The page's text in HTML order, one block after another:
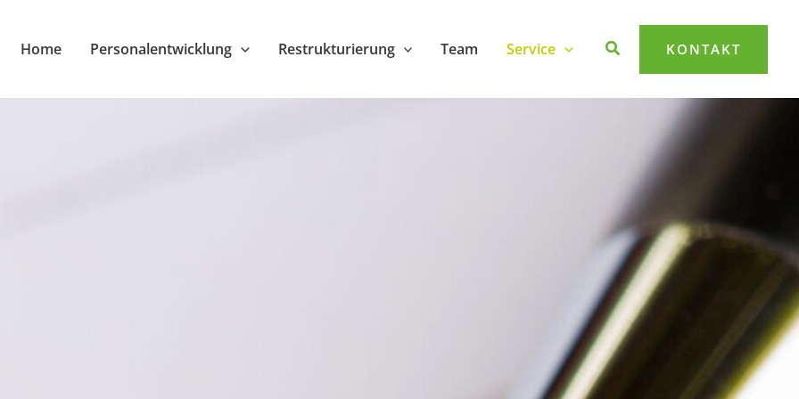
Home Personalentwicklung Restrukturierung Team Service KONTAKT